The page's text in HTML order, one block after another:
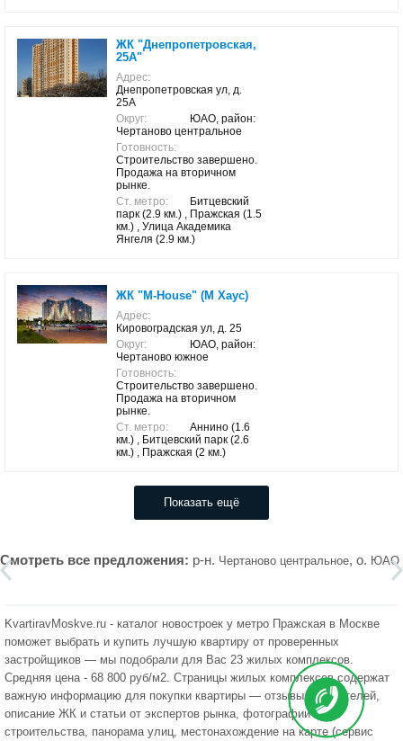
ЖК "Днепропетровская,
25А"
Адрес:
Днепропетровская ул, д.
25А
Округ:
ЮАО, район:
Чертаново центральное
Готовность:
Строительство завершено.
Продажа на вторичном
рынке.
Ст. метро:
Битцевский
парк (2.9 км.) , Пражская (1.5
км.) , Улица Академика
Янгеля (2.9 км.)
ЖК "M-House" (М Хаус)
Адрес:
Кировоградская ул, д. 25
Округ:
ЮАО, район:
Чертаново южное
Готовность:
Строительство завершено.
Продажа на вторичном
рынке.
Ст. метро:
Аннино (1.6
км.) , Битцевский парк (2.6
км.) , Пражская (2 км.)
Показать ещё
Смотреть все предложения: р-н. Чертаново центральное, о. ЮАО
KvartiravMoskve.ru - каталог новостроек у метро Пражская в Москве
поможет выбрать и купить лучшую квартиру от проверенных
застройщиков — мы подобрали для Вас 23 жилых комплексов.
Средняя цена - 68 800 руб/м2. Страницы жилых комплексов содержат
важную информацию для покупки квартиры — отзывы покупателей,
описание ЖК и статьи от экспертов рынка, фотографии хода
строительства, панорама улиц, местонахождение на карте (сервис